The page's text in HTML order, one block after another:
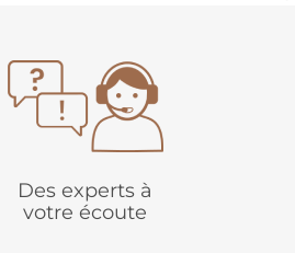
Des experts à
votre écoute